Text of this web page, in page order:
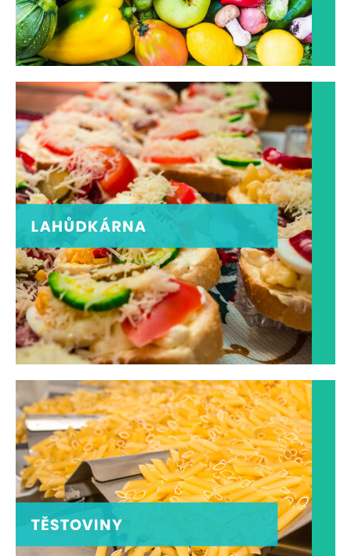
ZOBRAZIT
LAHŮDKÁRNY
Něco pro labužníky
ZOBRAZIT
VÝROBNA TĚSTOVIN